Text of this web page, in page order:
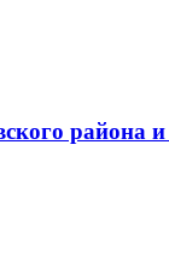
района